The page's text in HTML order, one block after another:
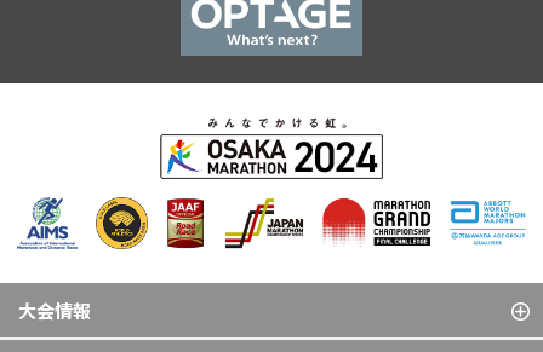
大会情報